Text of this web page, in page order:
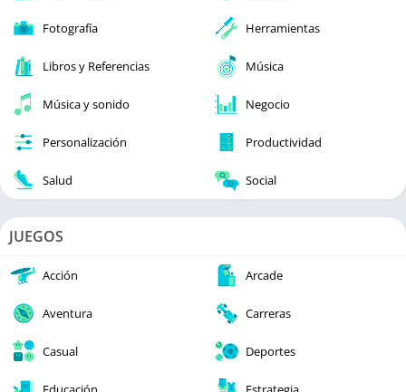
Fotografía Herramientas
Libros y Referencias Música
Música y sonido Negocio
Personalización Productividad
Salud Social
JUEGOS
Acción Arcade
Aventura Carreras
Casual Deportes